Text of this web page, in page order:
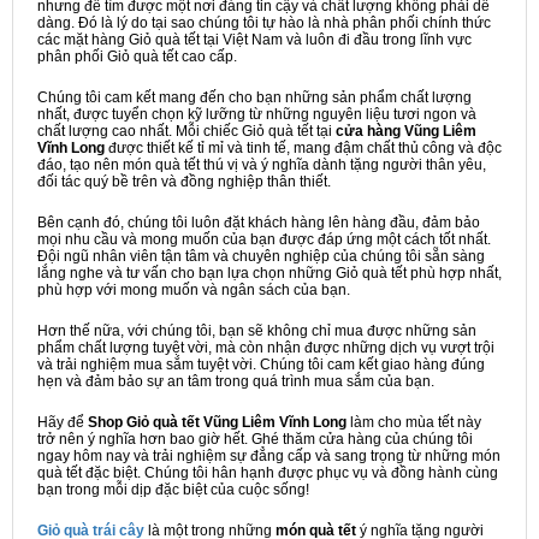
nhưng để tìm được một nơi đáng tin cậy và chất lượng không phải dễ
dàng. Đó là lý do tại sao chúng tôi tự hào là nhà phân phối chính thức
các mặt hàng Giỏ quà tết tại Việt Nam và luôn đi đầu trong lĩnh vực
phân phối Giỏ quà tết cao cấp.
Chúng tôi cam kết mang đến cho bạn những sản phẩm chất lượng
nhất, được tuyển chọn kỹ lưỡng từ những nguyên liệu tươi ngon và
chất lượng cao nhất. Mỗi chiếc Giỏ quà tết tại cửa hàng Vũng Liêm
Vĩnh Long được thiết kế tỉ mỉ và tinh tế, mang đậm chất thủ công và độc
đáo, tạo nên món quà tết thú vị và ý nghĩa dành tặng người thân yêu,
đối tác quý bề trên và đồng nghiệp thân thiết.
Bên cạnh đó, chúng tôi luôn đặt khách hàng lên hàng đầu, đảm bảo
mọi nhu cầu và mong muốn của bạn được đáp ứng một cách tốt nhất.
Đội ngũ nhân viên tận tâm và chuyên nghiệp của chúng tôi sẵn sàng
lắng nghe và tư vấn cho bạn lựa chọn những Giỏ quà tết phù hợp nhất,
phù hợp với mong muốn và ngân sách của bạn.
Hơn thế nữa, với chúng tôi, bạn sẽ không chỉ mua được những sản
phẩm chất lượng tuyệt vời, mà còn nhận được những dịch vụ vượt trội
và trải nghiệm mua sắm tuyệt vời. Chúng tôi cam kết giao hàng đúng
hẹn và đảm bảo sự an tâm trong quá trình mua sắm của bạn.
Hãy để Shop Giỏ quà tết Vũng Liêm Vĩnh Long làm cho mùa tết này
trở nên ý nghĩa hơn bao giờ hết. Ghé thăm cửa hàng của chúng tôi
ngay hôm nay và trải nghiệm sự đẳng cấp và sang trọng từ những món
quà tết đặc biệt. Chúng tôi hân hạnh được phục vụ và đồng hành cùng
bạn trong mỗi dịp đặc biệt của cuộc sống!
Giỏ quà trái cây là một trong những món quà tết ý nghĩa tặng người